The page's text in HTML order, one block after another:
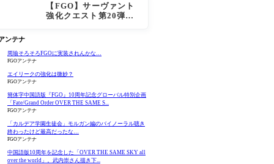
に「最強でワロタ」の
声
【FGO】サーヴァント
強化クエスト第20弾！
ンテナ
周瑜そろそろFGOに実装されんかな…
FGOアンテナ
エイリークの強化は微妙？
FGOアンテナ
簡体字中国語版『FGO』10周年記念グローバル特別企画
「Fate/Grand Order OVER THE SAME S...
FGOアンテナ
「カルデア学園生徒会」モルガン編のバイノーラル聴き
終わったけど最高だったな…
FGOアンテナ
中国語版10周年を記念した「OVER THE SAME SKY all
over the world」。武内崇さん描き下...